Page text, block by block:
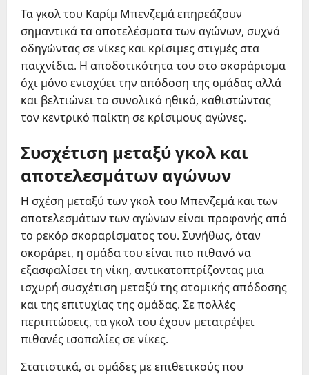
Τα γκολ του Καρίμ Μπενζεμά επηρεάζουν
σημαντικά τα αποτελέσματα των αγώνων, συχνά
οδηγώντας σε νίκες και κρίσιμες στιγμές στα
παιχνίδια. Η αποδοτικότητα του στο σκοράρισμα
όχι μόνο ενισχύει την απόδοση της ομάδας αλλά
και βελτιώνει το συνολικό ηθικό, καθιστώντας
τον κεντρικό παίκτη σε κρίσιμους αγώνες.
Συσχέτιση μεταξύ γκολ και
αποτελεσμάτων αγώνων
Η σχέση μεταξύ των γκολ του Μπενζεμά και των
αποτελεσμάτων των αγώνων είναι προφανής από
το ρεκόρ σκοραρίσματος του. Συνήθως, όταν
σκοράρει, η ομάδα του είναι πιο πιθανό να
εξασφαλίσει τη νίκη, αντικατοπτρίζοντας μια
ισχυρή συσχέτιση μεταξύ της ατομικής απόδοσης
και της επιτυχίας της ομάδας. Σε πολλές
περιπτώσεις, τα γκολ του έχουν μετατρέψει
πιθανές ισοπαλίες σε νίκες.
Στατιστικά, οι ομάδες με επιθετικούς που